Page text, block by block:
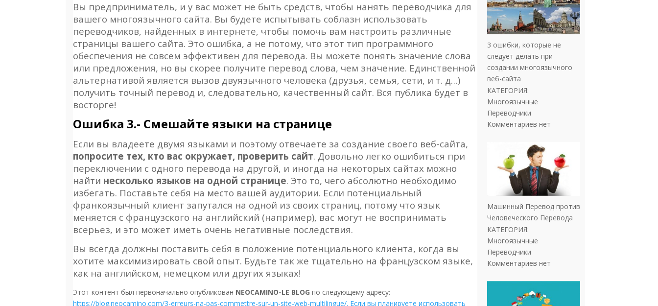
Вы предприниматель, и у вас может не быть средств, чтобы нанять переводчика для
вашего многоязычного сайта. Вы будете испытывать соблазн использовать
переводчиков, найденных в интернете, чтобы помочь вам настроить различные
страницы вашего сайта. Это ошибка, а не потому, что этот тип программного
обеспечения не совсем эффективен для перевода. Вы можете понять значение слова
или предложения, но вы скорее получите перевод слова, чем значение. Единственной
альтернативой является вызов двуязычного человека (друзья, семья, сети, и т. д…)
получить точный перевод и, следовательно, качественный сайт. Вся публика будет в
восторге!
Ошибка 3.- Смешайте языки на странице
Если вы владеете двумя языками и поэтому отвечаете за создание своего веб-сайта,
попросите тех, кто вас окружает, проверить сайт. Довольно легко ошибиться при
переключении с одного перевода на другой, и иногда на некоторых сайтах можно
найти несколько языков на одной странице. Это то, чего абсолютно необходимо
избегать. Поставьте себя на место вашей аудитории. Если потенциальный
франкоязычный клиент запутался на одной из своих страниц, потому что язык
меняется с французского на английский (например), вас могут не воспринимать
всерьез, и это может иметь очень негативные последствия.
Вы всегда должны поставить себя в положение потенциального клиента, когда вы
хотите максимизировать свой опыт. Будьте так же тщательно на французском языке,
как на английском, немецком или других языках!
Этот контент был первоначально опубликован NEOCAMINO-LE BLOG по следующемy адресу:
https://blog.neocamino.com/3-erreurs-na-pas-commettre-sur-un-site-web-multilingue/. Если вы планируете использовать
3 ошибки, которые не
следует делать при
создании многоязычного
веб-сайта
КАТЕГОРИЯ:
Многоязычные
Переводчики
Комментариев нет
Машинный Перевод против
Человеческого Перевода
КАТЕГОРИЯ:
Многоязычные
Переводчики
Комментариев нет